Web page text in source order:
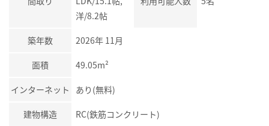
洋/8.2帖
築年数 2026年 11月
面積 49.05m²
インターネット あり(無料)
建物構造 RC(鉄筋コンクリート)